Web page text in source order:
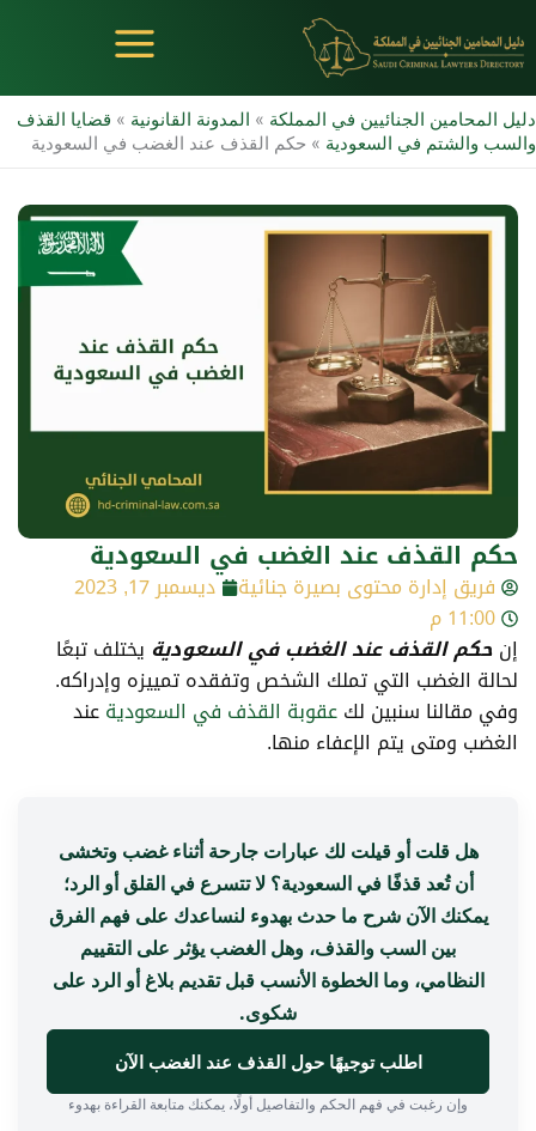
إلى
المحتوى
دليل المحامين الجنائيين في المملكة » المدونة القانونية » قضايا القذف
والسب والشتم في السعودية » حكم القذف عند الغضب في السعودية
حكم القذف عند الغضب في السعودية
فريق إدارة محتوى بصيرة جنائية
ديسمبر 17, 2023
11:00 م
إنحكم القذف عند الغضب في السعودية يختلف تبعًا
لحالة الغضب التي تملك الشخص وتفقده تمييزه وإدراكه.
وفي مقالنا سنبين لكعقوبة القذف في السعوديةعند
الغضب ومتى يتم الإعفاء منها.
هل قلت أو قيلت لك عبارات جارحة أثناء غضب وتخشى
أن تُعد قذفًا في السعودية؟ لا تتسرع في القلق أو الرد؛
يمكنك الآن شرح ما حدث بهدوء لنساعدك على فهم الفرق
بين السب والقذف، وهل الغضب يؤثر على التقييم
النظامي، وما الخطوة الأنسب قبل تقديم بلاغ أو الرد على
شكوى.
اطلب توجيهًا حول القذف عند الغضب الآن
وإن رغبت في فهم الحكم والتفاصيل أولًا، يمكنك متابعة القراءة بهدوء